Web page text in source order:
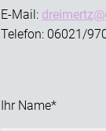
E-Mail:
Telefon: 06021/
Ihr Name*